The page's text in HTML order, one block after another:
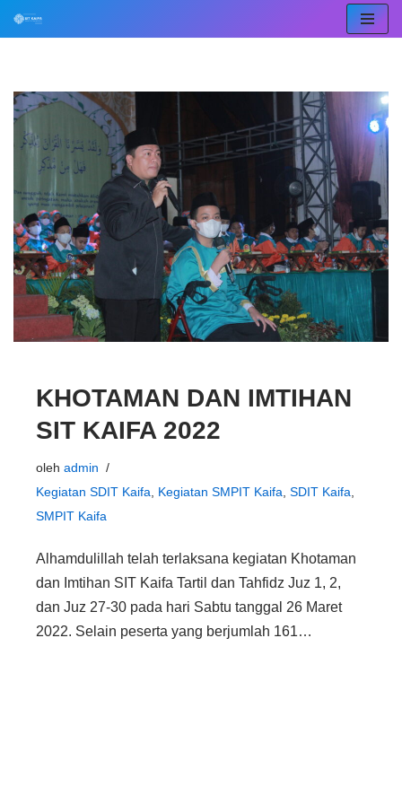
konten
KHOTAMAN DAN IMTIHAN
SIT KAIFA 2022
oleh admin
Kegiatan SDIT Kaifa
Kegiatan SMPIT Kaifa SDIT Kaifa
SMPIT Kaifa
Alhamdulillah telah terlaksana kegiatan Khotaman
dan Imtihan SIT Kaifa Tartil dan Tahfidz Juz 1, 2,
dan Juz 27-30 pada hari Sabtu tanggal 26 Maret
2022. Selain peserta yang berjumlah 161…